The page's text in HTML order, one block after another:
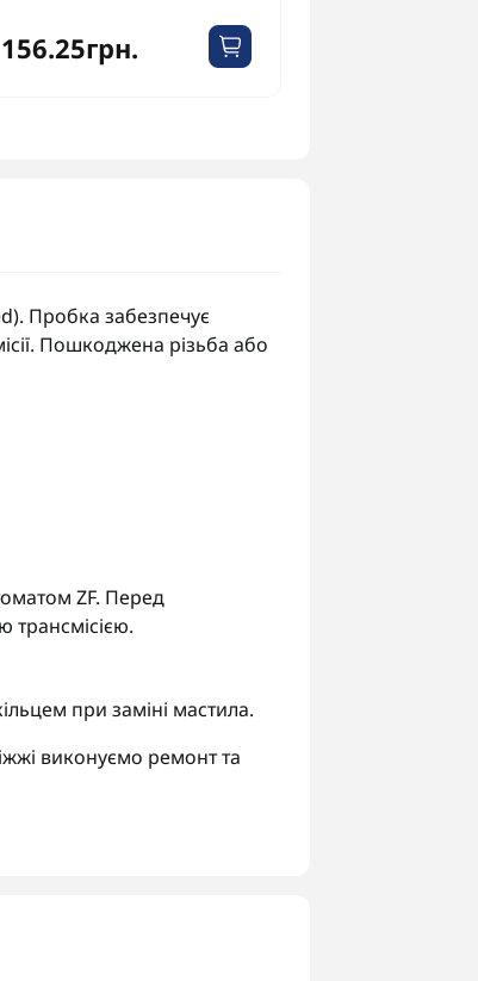
156.25грн.
Пробка забезпечує
Пошкоджена різьба або
ZF. Перед
трансмісією.
при заміні мастила.
виконуємо ремонт та